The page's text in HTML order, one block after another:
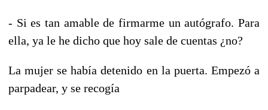
- Si es tan amable de firmarme un autógrafo. Para
ella, ya le he dicho que hoy sale de cuentas ¿no?
La mujer se había detenido en la puerta. Empezó a
parpadear, y se recogía